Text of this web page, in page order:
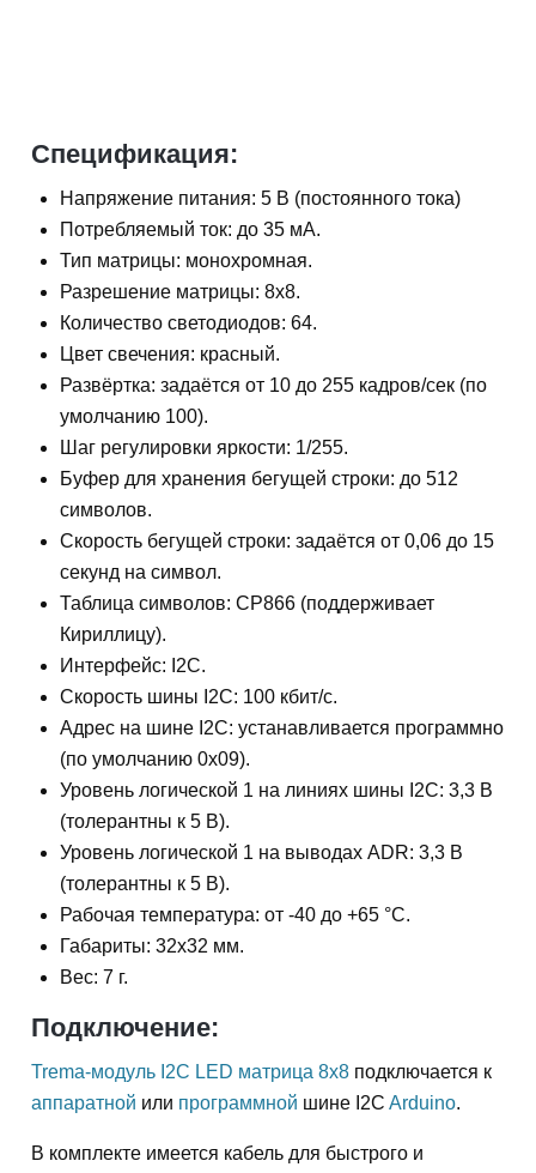
Спецификация:
Напряжение питания: 5 В (постоянного тока)
Потребляемый ток: до 35 мА.
Тип матрицы: монохромная.
Разрешение матрицы: 8x8.
Количество светодиодов: 64.
Цвет свечения: красный.
Развёртка: задаётся от 10 до 255 кадров/сек (по
умолчанию 100).
Шаг регулировки яркости: 1/255.
Буфер для хранения бегущей строки: до 512
символов.
Скорость бегущей строки: задаётся от 0,06 до 15
секунд на символ.
Таблица символов: CP866 (поддерживает
Кириллицу).
Интерфейс: I2C.
Скорость шины I2C: 100 кбит/с.
Адрес на шине I2C: устанавливается программно
(по умолчанию 0x09).
Уровень логической 1 на линиях шины I2C: 3,3 В
(толерантны к 5 В).
Уровень логической 1 на выводах ADR: 3,3 В
(толерантны к 5 В).
Рабочая температура: от -40 до +65 °C.
Габариты: 32x32 мм.
Вес: 7 г.
Подключение:
Trema-модуль I2C LED матрица 8x8 подключается к
аппаратной или программной шине I2C Arduino.
В комплекте имеется кабель для быстрого и